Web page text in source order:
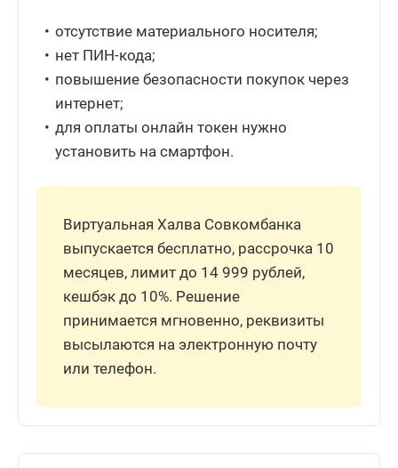
отсутствие материального носителя;
нет ПИН-кода;
повышение безопасности покупок через
интернет;
для оплаты онлайн токен нужно
установить на смартфон.
Виртуальная Халва Совкомбанка
выпускается бесплатно, рассрочка 10
месяцев, лимит до 14 999 рублей,
кешбэк до 10%. Решение
принимается мгновенно, реквизиты
высылаются на электронную почту
или телефон.